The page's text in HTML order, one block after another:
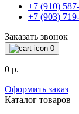
+7 (910)
+7 (903)
Заказать звонок
0
0 р.
Оформить заказ
Каталог товаров